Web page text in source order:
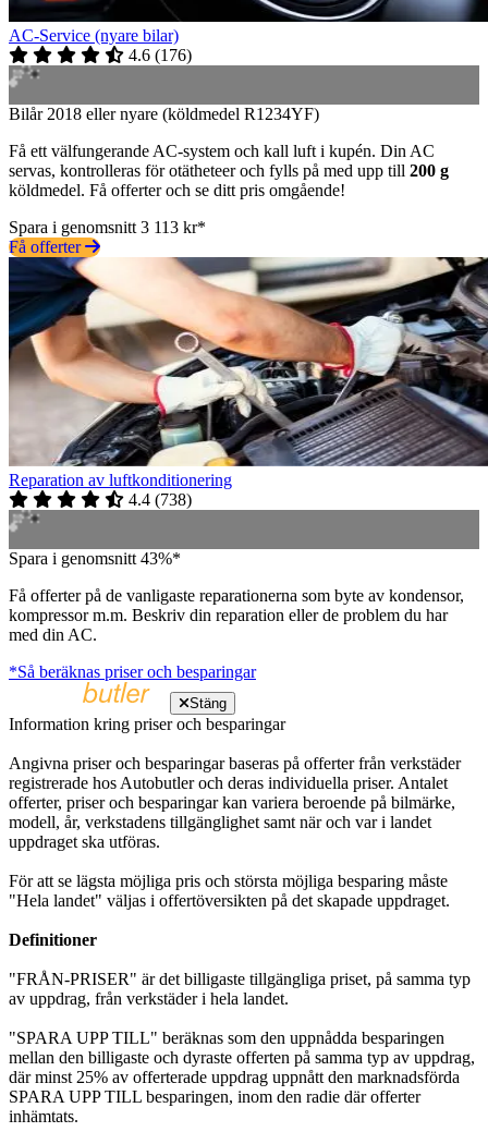
AC-Service (nyare bilar)
4.6 (176)
Bilår 2018 eller nyare (köldmedel R1234YF)
Få ett välfungerande AC-system och kall luft i kupén. Din AC
servas, kontrolleras för otätheteer och fylls på med upp till 200 g
köldmedel. Få offerter och se ditt pris omgående!
Spara i genomsnitt 3 113 kr*
Få offerter
Reparation av luftkonditionering
4.4 (738)
Spara i genomsnitt 43%*
Få offerter på de vanligaste reparationerna som byte av kondensor,
kompressor m.m. Beskriv din reparation eller de problem du har
med din AC.
*Så beräknas priser och besparingar
Stäng
Information kring priser och besparingar
Angivna priser och besparingar baseras på offerter från verkstäder
registrerade hos Autobutler och deras individuella priser. Antalet
offerter, priser och besparingar kan variera beroende på bilmärke,
modell, år, verkstadens tillgänglighet samt när och var i landet
uppdraget ska utföras.
För att se lägsta möjliga pris och största möjliga besparing måste
"Hela landet" väljas i offertöversikten på det skapade uppdraget.
Definitioner
"FRÅN-PRISER" är det billigaste tillgängliga priset, på samma typ
av uppdrag, från verkstäder i hela landet.
"SPARA UPP TILL" beräknas som den uppnådda besparingen
mellan den billigaste och dyraste offerten på samma typ av uppdrag,
där minst 25% av offerterade uppdrag uppnått den marknadsförda
SPARA UPP TILL besparingen, inom den radie där offerter
inhämtats.